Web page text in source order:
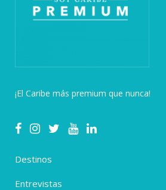
¡El Caribe más premium que nunca!
Destinos
Entrevistas